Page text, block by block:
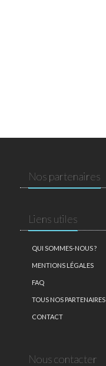
Nos partenaires
Liens utiles
QUI SOMMES-NOUS ?
MENTIONS LÉGALES
FAQ
TOUS NOS PARTENAIRES
CONTACT
Nous contacter